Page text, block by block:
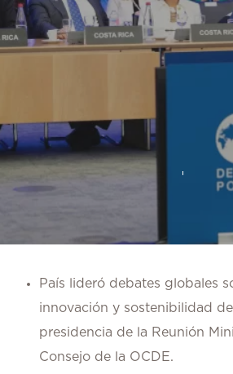
País lideró debates globales
innovación y sostenibilidad
presidencia de la Reunión
Consejo de la OCDE.